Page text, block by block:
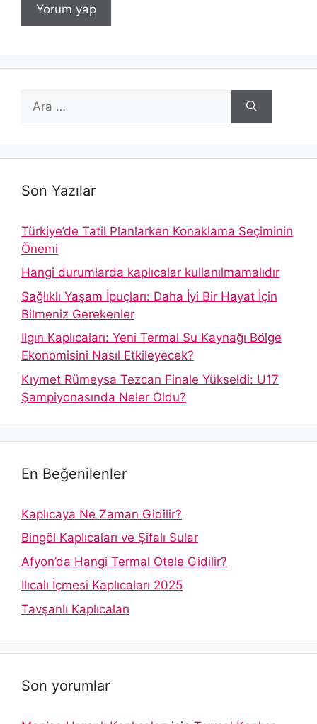
ara
Son Yazılar
Türkiye’de Tatil Planlarken Konaklama Seçiminin
Önemi
Hangi durumlarda kaplıcalar kullanılmamalıdır
Sağlıklı Yaşam İpuçları: Daha İyi Bir Hayat İçin
Bilmeniz Gerekenler
Ilgın Kaplıcaları: Yeni Termal Su Kaynağı Bölge
Ekonomisini Nasıl Etkileyecek?
Kıymet Rümeysa Tezcan Finale Yükseldi: U17
Şampiyonasında Neler Oldu?
En Beğenilenler
Kaplıcaya Ne Zaman Gidilir?
Bingöl Kaplıcaları ve Şifalı Sular
Afyon’da Hangi Termal Otele Gidilir?
Ilıcalı İçmesi Kaplıcaları 2025
Tavşanlı Kaplıcaları
Son yorumlar